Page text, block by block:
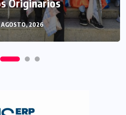
Originarios
AGOSTO, 2026